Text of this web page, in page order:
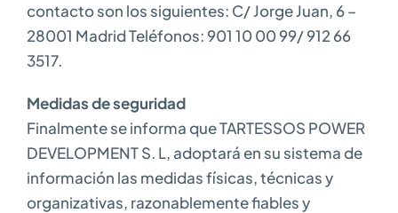
contacto son los siguientes: C/ Jorge Juan, 6 –
28001 Madrid Teléfonos: 901 10 00 99/ 912 66
3517.
Medidas de seguridad
Finalmente se informa que TARTESSOS POWER
DEVELOPMENT S. L, adoptará en su sistema de
información las medidas físicas, técnicas y
organizativas, razonablemente fiables y